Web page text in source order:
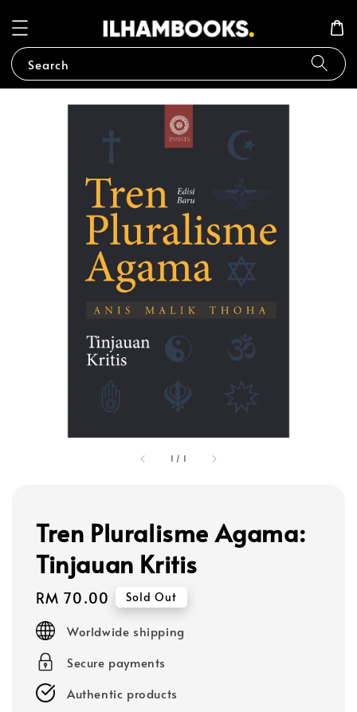
Search
1 / 1
Tren Pluralisme Agama:
Tinjauan Kritis
Regular
price
RM 70.00 Sold Out
Worldwide shipping
Secure payments
Authentic products